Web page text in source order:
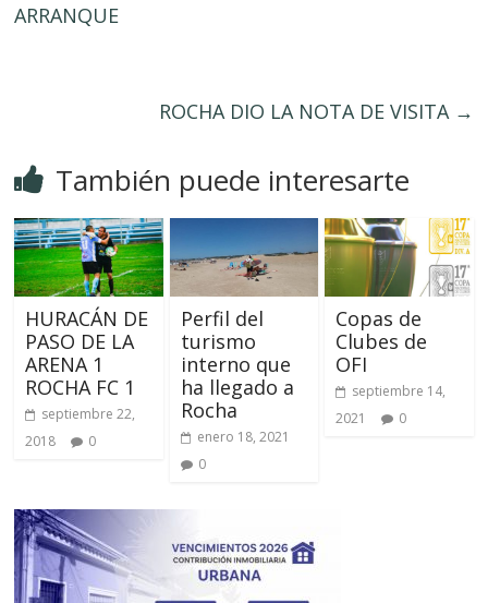
ARRANQUE
ROCHA DIO LA NOTA DE VISITA →
También puede interesarte
HURACÁN DE
PASO DE LA
ARENA 1
ROCHA FC 1
septiembre 22,
2018
0
Perfil del
turismo
interno que
ha llegado a
Rocha
enero 18, 2021
0
Copas de
Clubes de
OFI
septiembre 14,
2021
0